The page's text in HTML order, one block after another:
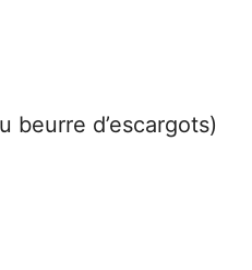
beurre d’escargots)